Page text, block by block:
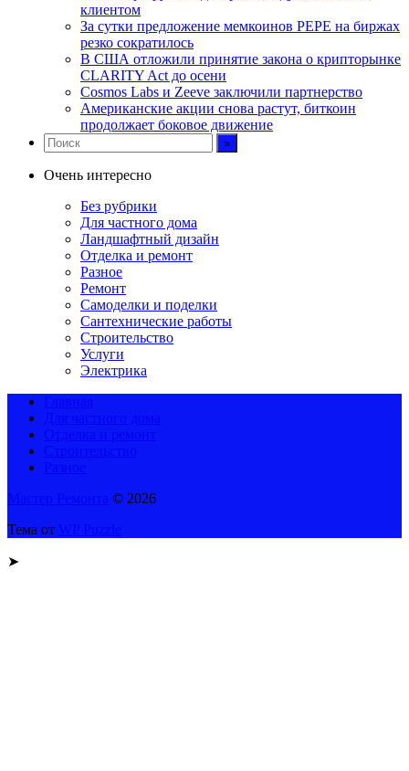
клиентом
За сутки предложение мемкоинов PEPE на биржах
резко сократилось
В США отложили принятие закона о крипторынке
CLARITY Act до осени
Cosmos Labs и Zeeve заключили партнерство
Американские акции снова растут, биткоин
продолжает боковое движение
Очень интересно
Без рубрики
Для частного дома
Ландшафтный дизайн
Отделка и ремонт
Разное
Ремонт
Самоделки и поделки
Сантехнические работы
Строительство
Услуги
Электрика
© 2026
Тема от
➤